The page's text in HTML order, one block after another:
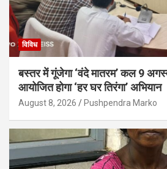
विविध
बस्तर में गूंजेगा ‘वंदे मातरम’ कल 9
आयोजित होगा ‘हर घर तिरंगा’ अभियान
August 8, 2026 Pushpendra Marko